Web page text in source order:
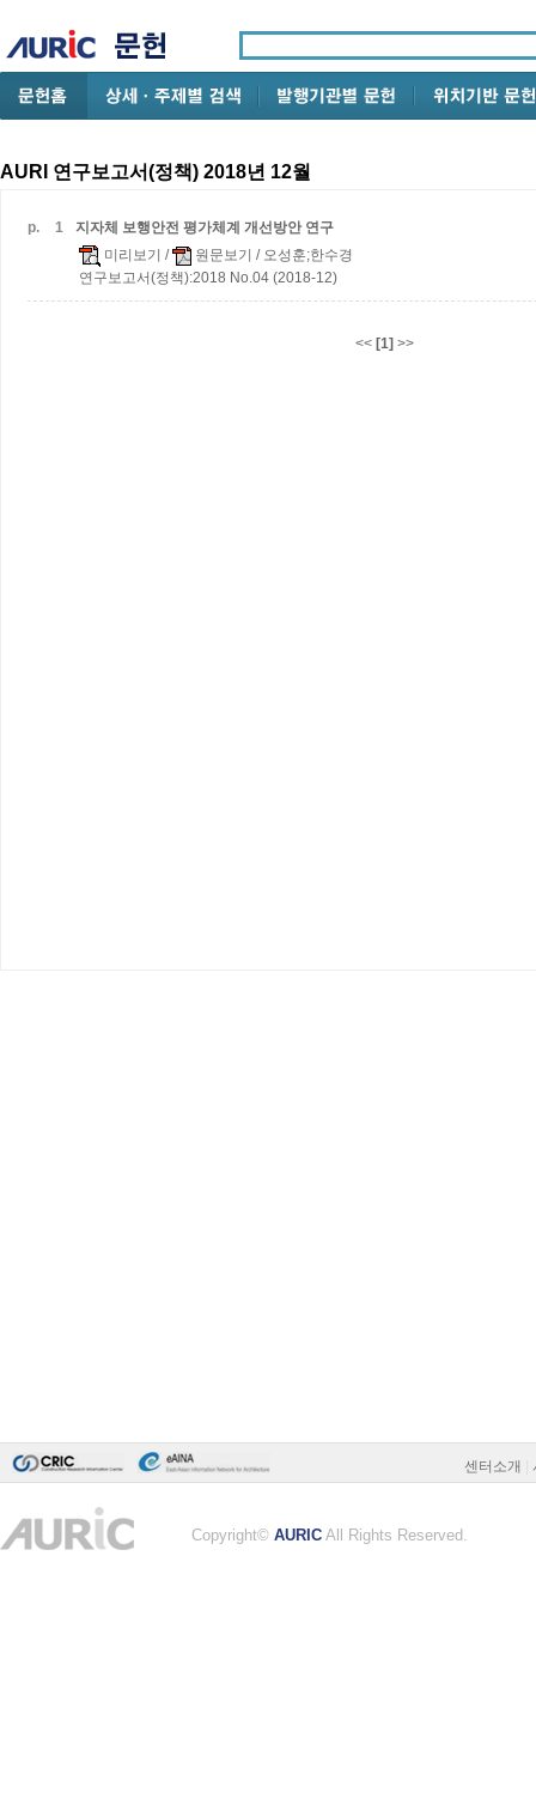
AURI 연구보고서(정책) 2018년 12월
p. 1
지자체 보행안전 평가체계 개선방안 연구
미리보기 / 원문보기 / 오성훈;한수경
연구보고서(정책):2018 No.04 (2018-12)
<< [1] >>
센터소개
Copyright© AURIC All Rights Reserved.